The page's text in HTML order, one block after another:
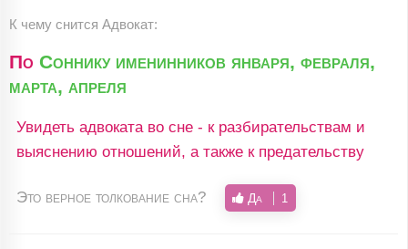
К чему снится Адвокат:
По Соннику именинников января, февраля,
марта, апреля
Увидеть адвоката во сне - к разбирательствам и
выяснению отношений, а также к предательству
Это верное толкование сна? Да 1